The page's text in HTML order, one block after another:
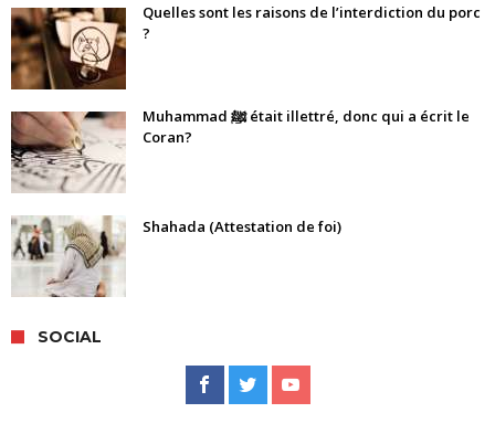
Quelles sont les raisons de l’interdiction du porc
?
Muhammad ﷺ était illettré, donc qui a écrit le
Coran?
Shahada (Attestation de foi)
SOCIAL